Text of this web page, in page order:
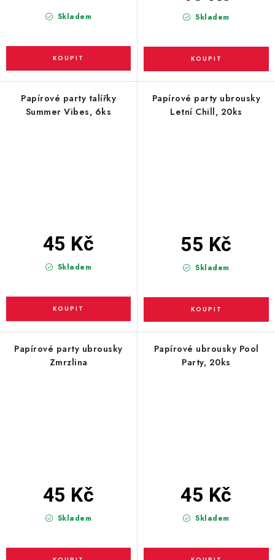
Obchodní podmínky
Podmínky ochrany osobních údajů
Skladem Skladem
Papírové party talířky
Summer Vibes, 6ks
Skladem
45 Kč
Papírové party ubrousky
Letní Chill, 20ks
Skladem
55 Kč
Papírové party ubrousky
Zmrzlina
Skladem
45 Kč
Papírové ubrousky Pool
Party, 20ks
Skladem
45 Kč